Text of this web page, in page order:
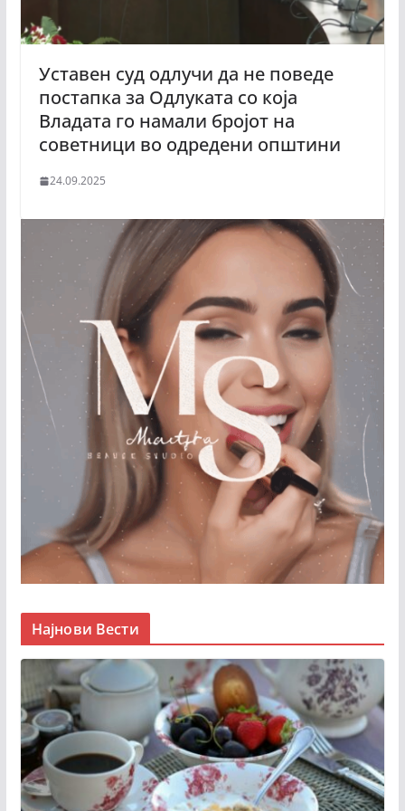
Уставен суд одлучи да не поведе
постапка за Одлуката со која
Владата го намали бројот на
советници во одредени општини
24.09.2025
Најнови Вести